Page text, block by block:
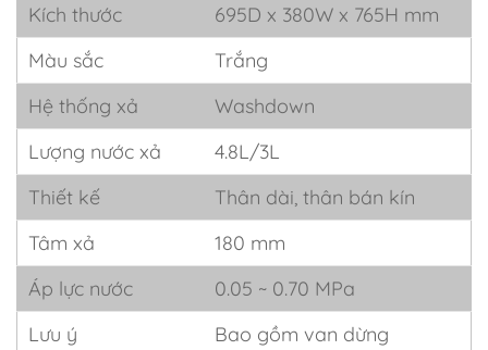
Kích thước
695D x 380W x 765H mm
Màu sắc
Trắng
Hệ thống xả
Washdown
Lượng nước xả
4.8L/3L
Thiết kế
Thân dài, thân bán kín
Tâm xả
180 mm
Áp lực nước
0.05 ~ 0.70 MPa
Lưu ý
Bao gồm van dừng